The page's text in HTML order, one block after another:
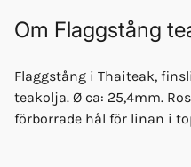
Om Flaggstång
Flaggstång i Thaiteak,
teakolja. Ø ca: 25,4mm.
förborrade hål för linan i